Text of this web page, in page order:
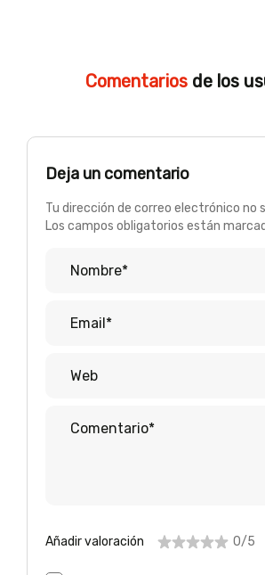
Comentarios de los
Deja un comentario
Tu dirección de correo electrónico no
Los campos obligatorios están
Añadir valoración 0/5